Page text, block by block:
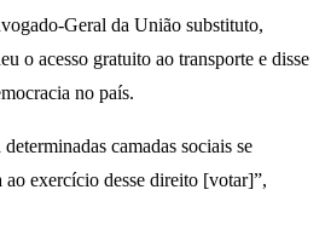
Geral da União substituto,
o acesso gratuito ao transporte e disse
no país.
camadas sociais se
ao exercício desse direito [votar]”,